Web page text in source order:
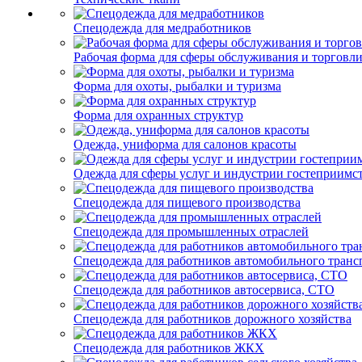
Спецодежда для медработников
Рабочая форма для сферы обслуживания и торговли
Форма для охоты, рыбалки и туризма
Форма для охранных структур
Одежда, униформа для салонов красоты
Одежда для сферы услуг и индустрии
Спецодежда для пищевого производства
Спецодежда для промышленных отраслей
Спецодежда для работников автомобильного
Спецодежда для работников автосервиса, СТО
Спецодежда для работников дорожного хозяйства
Спецодежда для работников ЖКХ